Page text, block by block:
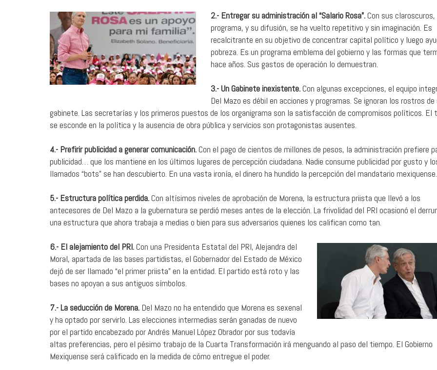
2.- Entregar su administración al “Salario Rosa”.Con sus claroscuros,
programa, y su difusión, se ha vuelto repetitivo y sin imaginación. Es
recalcitrante en su objetivo de concentrar capital político y luego
pobreza. Es un programa emblema del gobierno y las formas que
hace años. Sus gastos de operación lo demuestran.
3.- Un Gabinete inexistente.Con algunas excepciones, el equipo
Del Mazo es débil en acciones y programas. Se ignoran los rostros de
gabinete. Las secretarías y los primeros puestos de los organigrama son la satisfacción de compromisos políticos. El
se esconde en la política y la ausencia de obra pública y servicios son protagonistas ausentes.
4.- Prefirir publicidad a generar comunicación.Con el pago de cientos de millones de pesos, la administración prefiere
publicidad… que los mantiene en los últimos lugares de percepción ciudadana. Nadie consume publicidad por gusto y
llamados “bots” se han descubierto. En una vasta ironía, el dinero ha hundido la percepción del mandatario mexiquense.
5.- Estructura política perdida.Con altísimos niveles de aprobación de Morena, la estructura priista que llevó a los
antecesores de Del Mazo a la gubernatura se perdió meses antes de la elección. La frivolidad del PRI ocasionó el
una estructura que ahora trabaja a medias o bien para sus adversarios quienes los califican como tan.
6.- El alejamiento del PRI.Con una Presidenta Estatal del PRI, Alejandra del
Moral, apartada de las bases partidistas, el Gobernador del Estado de México
dejó de ser llamado “el primer priista” en la entidad. El partido está roto y las
bases no apoyan a sus antiguos símbolos.
7.- La seducción de Morena. Del Mazo no ha entendido que Morena es sexenal
y ha optado por servirlo. Las elecciones intermedias serán ganadas de nuevo
por el partido encabezado por Andrés Manuel López Obrador por sus todavía
altas preferencias, pero el pésimo trabajo de la Cuarta Transformación irá menguando al paso del tiempo. El Gobierno
Mexiquense será calificado en la medida de cómo entregue el poder.